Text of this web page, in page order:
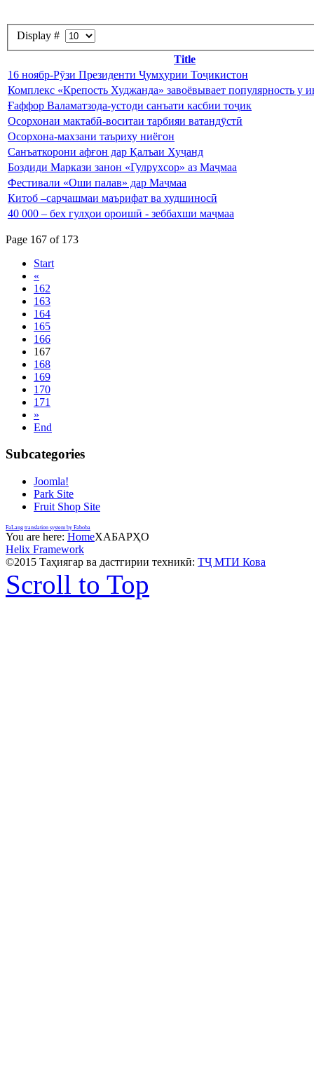
Display #
Title
16 ноябр-Рӯзи Президенти Ҷумҳурии Тоҷикистон
Комплекс «Крепость Худжанда» завоёвывает популярность у
Ғаффор Валаматзода-устоди санъати касбии тоҷик
Осорхонаи мактабӣ-воситаи тарбияи ватандӯстӣ
Осорхона-махзани таъриху ниёгон
Санъаткорони афғон дар Қалъаи Хуҷанд
Боздиди Маркази занон «Гулрухсор» аз Маҷмаа
Фестивали «Оши палав» дар Маҷмаа
Китоб –сарчашмаи маърифат ва худшиносӣ
40 000 – бех гулҳои ороишӣ - зеббахши маҷмаа
Page 167 of 173
Start
«
162
163
164
165
166
167
168
169
170
171
»
End
Subcategories
Joomla!
Park Site
Fruit Shop Site
FaLang translation system by Faboba
You are here: HomeХАБАРҲО
Helix Framework
©2015 Таҳиягар ва дастгирии техникӣ: ТҶ МТИ Кова
Scroll to Top